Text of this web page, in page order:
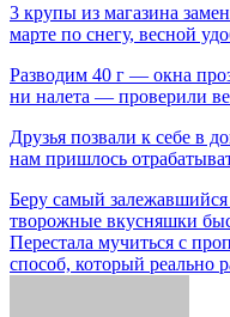
3 крупы из магазина
марте по снегу, весной
Разводим 40 г — окна
ни налета — проверили
Друзья позвали к себе в
нам пришлось
Навигация
по
записям
Беру самый
творожные вкусняшки
Перестала мучиться с
способ, который реально